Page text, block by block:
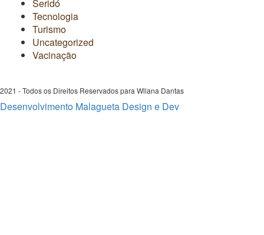
Seridó
Tecnologia
Turismo
Uncategorized
Vacinação
2021 - Todos os Direitos Reservados para Wllana Dantas
Desenvolvimento Malagueta Design e Dev